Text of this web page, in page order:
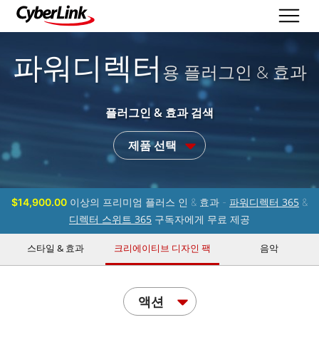
파워디렉터 용 플러그인 & 효과
플러그인 & 효과 검색
제품 선택
$14,900.00 이상의 프리미엄 플러스 인 & 효과 - 파워디렉터 365 &
디렉터 스위트 365 구독자에게 무료 제공
스타일 & 효과 크리에이티브 디자인 팩 음악
액션